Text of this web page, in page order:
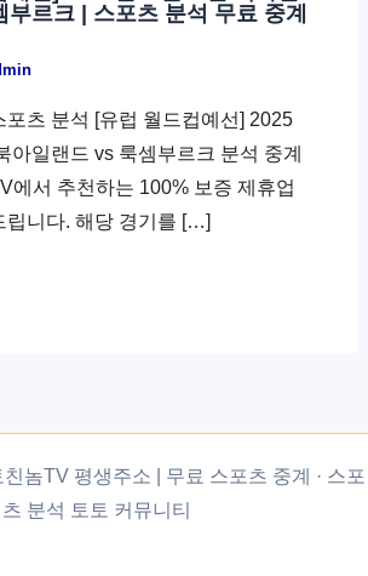
부르크 | 스포츠 분석 무료 중계
포츠 분석 [유럽 월드컵예선] 2025
아일랜드 vs 룩셈부르크 분석 중계
에서 추천하는 100% 보증 제휴업
립니다. 해당 경기를 […]
놈TV 평생주소 | 무료 스포츠 중계 · 스포
츠 분석 토토 커뮤니티